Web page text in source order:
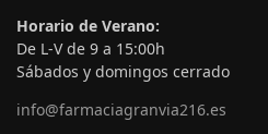
Horario de Verano:
De L-V de 9 a 15:00h
Sábados y domingos cerrado
info@farmaciagranvia216.es